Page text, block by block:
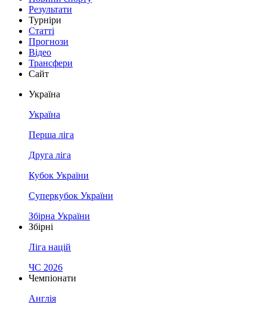
Результати
Турніри
Статті
Прогнози
Відео
Трансфери
Сайт
Україна
Україна
Перша ліга
Друга ліга
Кубок України
Суперкубок України
Збірна України
Збірні
Ліга націй
ЧС 2026
Чемпіонати
Англія